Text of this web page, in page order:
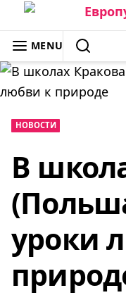
Skip
to
content
ЕВРОПУЛЬС:
MENU
SEARCH
НОВОСТИ
В
уроки